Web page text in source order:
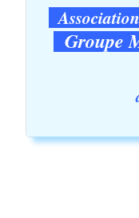
Groupe